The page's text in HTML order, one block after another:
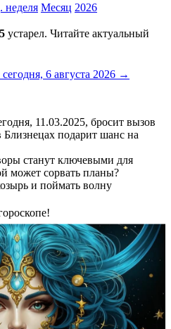
неделя Месяц 2026
устарел. Читайте актуальный
6 августа 2026 →
11.03.2025, бросит вызов
подарит шанс на
станут ключевыми для
может сорвать планы?
и поймать волну